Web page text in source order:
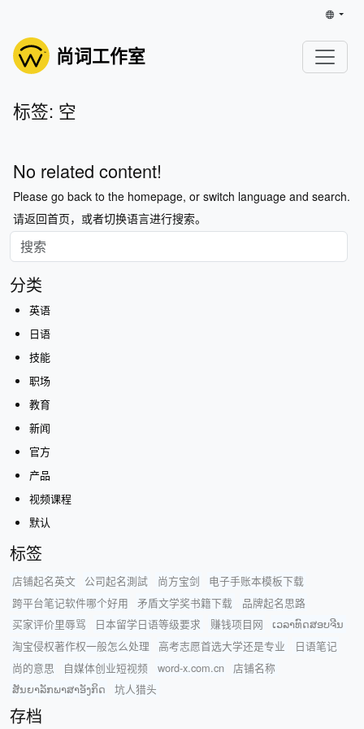
尚词工作室
标签: 空
No related content!
Please go back to the homepage, or switch language and search.
请返回首页，或者切换语言进行搜索。
分类
英语
日语
技能
职场
教育
新闻
官方
产品
视频课程
默认
标签
店铺起名英文 公司起名測試 尚方宝剑
电子手账本模板下载
跨平台笔记软件哪个好用
矛盾文学奖书籍下载
品牌起名思路
买家评价里辱骂
日本留学日语等级要求 赚钱项目网
ເວລາທົດສອບຈີນ
淘宝侵权著作权一般怎么处理
高考志愿首选大学还是专业
日语笔记
尚的意思
自媒体创业短视频 word-x.com.cn
店铺名称
ສັນຍາລັກພາສາອັງກິດ
坑人猎头
存档